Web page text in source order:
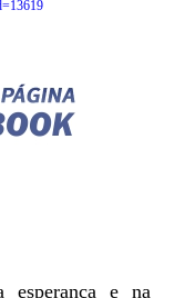
esperança e na